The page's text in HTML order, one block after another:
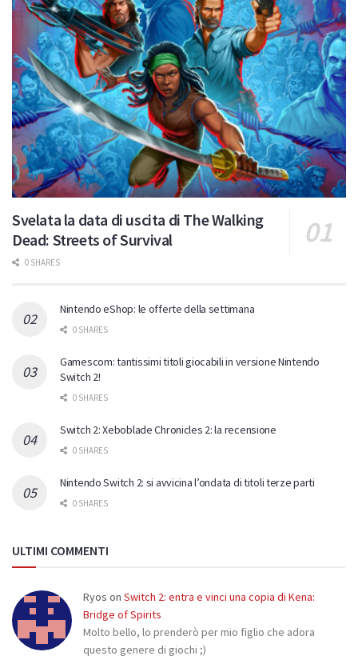
Svelata la data di uscita di The Walking
Dead: Streets of Survival
0 SHARES
Nintendo eShop: le offerte della settimana
0 SHARES
Gamescom: tantissimi titoli giocabili in versione Nintendo
Switch 2!
0 SHARES
Switch 2: Xeboblade Chronicles 2: la recensione
0 SHARES
Nintendo Switch 2: si avvicina l’ondata di titoli terze parti
0 SHARES
ULTIMI COMMENTI
Ryos on Switch 2: entra e vinci una copia di Kena:
Bridge of Spirits
Molto bello, lo prenderò per mio figlio che adora
questo genere di giochi ;)